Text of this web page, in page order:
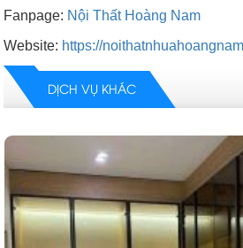
Fanpage: Nội Thất Hoàng Nam
Website: https://
DỊCH VỤ KHÁC